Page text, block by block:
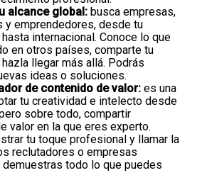
alcance global: busca empresas,
y emprendedores, desde tu
internacional. Conoce lo que
en otros países, comparte tu
llegar más allá. Podrás
ideas o soluciones.
de contenido de valor: es una
tu creatividad e intelecto desde
sobre todo, compartir
valor en la que eres experto.
tu toque profesional y llamar la
reclutadores o empresas
todo lo que puedes